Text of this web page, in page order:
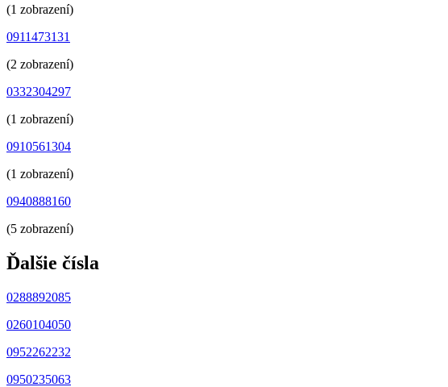
(1 zobrazení)
0911473131
(2 zobrazení)
0332304297
(1 zobrazení)
0910561304
(1 zobrazení)
0940888160
(5 zobrazení)
Ďalšie čísla
0288892085
0260104050
0952262232
0950235063